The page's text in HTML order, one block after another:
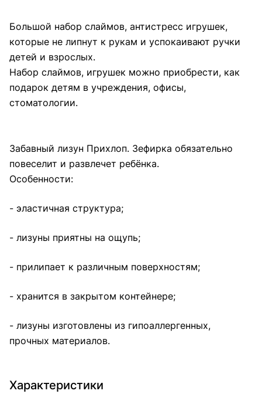
Большой набор слаймов, антистресс игрушек,
которые не липнут к рукам и успокаивают ручки
детей и взрослых.
Набор слаймов, игрушек можно приобрести, как
подарок детям в учреждения, офисы,
стоматологии.
Забавный лизун Прихлоп. Зефирка обязательно
повеселит и развлечет ребёнка.
Особенности:
- эластичная структура;
- лизуны приятны на ощупь;
- прилипает к различным поверхностям;
- хранится в закрытом контейнере;
- лизуны изготовлены из гипоаллергенных,
прочных материалов.
Характеристики